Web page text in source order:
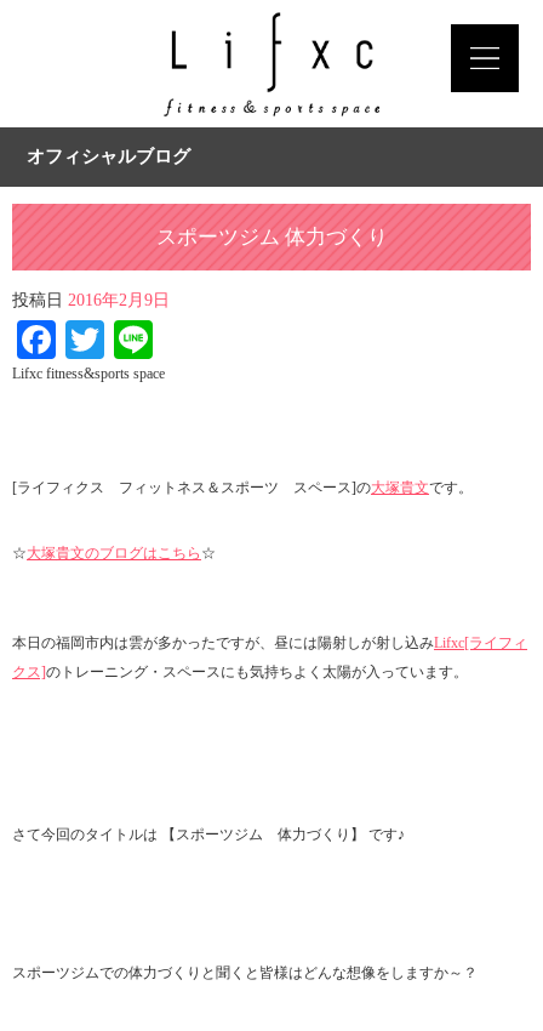
オフィシャルブログ
スポーツジム 体力づくり
投稿日 2016年2月9日
Facebook
Twitter
Lifxc fitness&sports space
[ライフィクス フィットネス＆スポーツ スペース]の大塚貴文です。
☆大塚貴文のブログはこちら ☆
本日の福岡市内は雲が多かったですが、昼には陽射しが射し込みLifxc[ライフィ
クス]のトレーニング・スペースにも気持ちよく太陽が入っています。
さて今回のタイトルは 【スポーツジム 体力づくり】 です♪
スポーツジムでの体力づくりと聞くと皆様はどんな想像をしますか～？